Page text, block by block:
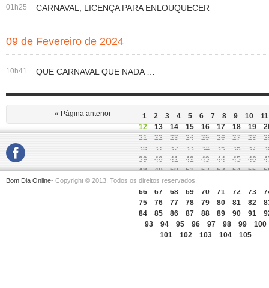
01h25 CARNAVAL, LICENÇA PARA ENLOUQUECER
09 de Fevereiro de 2024
10h41 QUE CARNAVAL QUE NADA …
« Página anterior 1 2 3 4 5 6 7 8 9 10
11
12
13 14 15 16 17 18 19
21
22 23 24 25 26 27 28
30
31 32 33 34 35 36 37
39
40 41 42 43 44 45 46
48
49 50 51 52 53 54 55
57
58 59 60
66
67 68 69 70 71 72 73
75
76 77 78 79 80 81 82
84
85 86 87 88 89 90 91
93
94 95 96 97 98 99
100
101
102 103 104 105
Bom Dia Online- Copyright © 2013. Todos os direitos reservados.